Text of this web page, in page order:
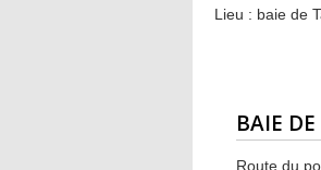
Lieu : baie de
BAIE
Route du